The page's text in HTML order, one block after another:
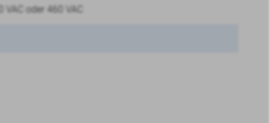
VAC oder 460 VAC